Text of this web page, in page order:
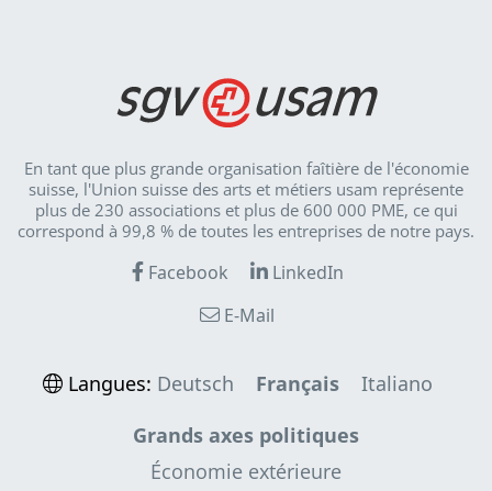
En tant que plus grande organisation faîtière de l'économie
suisse, l'Union suisse des arts et métiers usam représente
plus de 230 associations et plus de 600 000 PME, ce qui
correspond à 99,8 % de toutes les entreprises de notre pays.
Facebook
LinkedIn
E-Mail
Langues: Deutsch Français
Italiano
Grands axes politiques
Économie extérieure